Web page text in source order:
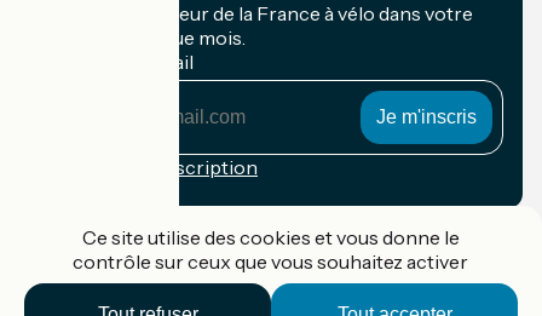
Recevez le meilleur de la France à vélo dans votre
boîte mail chaque mois.
Mon adresse mail
Conditions d'inscription
Ce site utilise des cookies et vous donne le
contrôle sur ceux que vous souhaitez activer